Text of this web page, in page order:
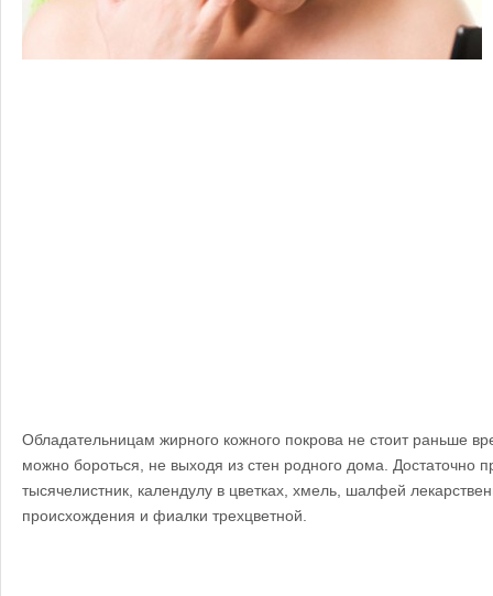
Обладательницам жирного кожного покрова не стоит раньше
можно бороться, не выходя из стен родного дома. Достаточно
тысячелистник, календулу в цветках, хмель, шалфей
происхождения и фиалки трехцветной.